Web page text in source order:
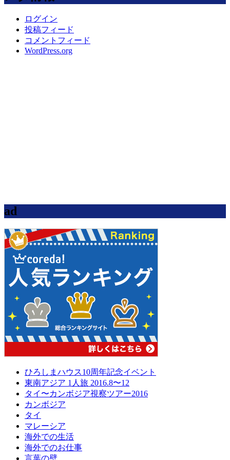
ログイン
投稿フィード
コメントフィード
WordPress.org
ad
ひろしまハウス10周年記念イベント
東南アジア 1人旅 2016.8〜12
タイ〜カンボジア視察ツアー2016
カンボジア
タイ
マレーシア
海外での生活
海外でのお仕事